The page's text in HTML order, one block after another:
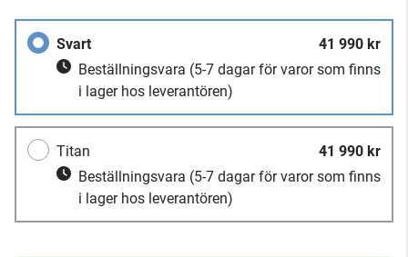
Svart
41 990 kr
Beställningsvara (5-7 dagar för varor som finns
i lager hos leverantören)
Titan
41 990 kr
Beställningsvara (5-7 dagar för varor som finns
i lager hos leverantören)